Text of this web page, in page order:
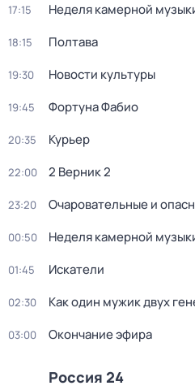
17:15 Неделя камерной
18:15 Полтава
19:30 Новости культуры
19:45 Фортуна Фабио
20:35 Курьер
22:00 2 Верник 2
23:20 Очаровательные и
00:50 Неделя камерной
01:45 Искатели
02:30 Как один мужик двух
03:00 Окончание эфира
Россия 24